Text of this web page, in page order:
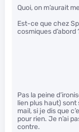
Quoi, on m’aurait
Est-ce que chez
cosmiques d’abord
Pas la peine
lien plus haut) sont
mail, si je dis que
pour rien. Je n’ai
contre.